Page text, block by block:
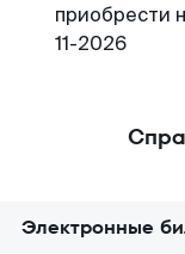
приобрести
11-2026
Электронные